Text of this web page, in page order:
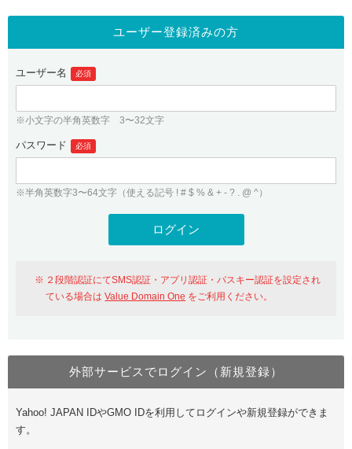
ユーザー登録済みの方
ユーザー名 必須
※小文字の半角英数字 3〜32文字
パスワード 必須
※半角英数字3〜64文字（使える記号 ! # $ % & + - ? . @ ^）
２段階認証にてSMS認証・アプリ認証・パスキー認証を設定され
ている場合はValue Domain One をご利用ください。
外部サービスでログイン（新規登録）
Yahoo! JAPAN IDやGMO IDを利用してログインや新規登録ができま
す。